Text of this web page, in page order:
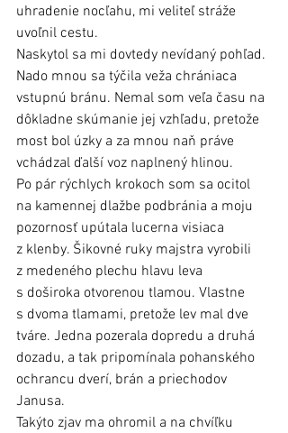
uhradenie nocľahu, mi veliteľ stráže
uvoľnil cestu.
Naskytol sa mi dovtedy nevídaný pohľad.
Nado mnou sa týčila veža chrániaca
vstupnú bránu. Nemal som veľa času na
dôkladne skúmanie jej vzhľadu, pretože
most bol úzky a za mnou naň práve
vchádzal ďalší voz naplnený hlinou.
Po pár rýchlych krokoch som sa ocitol
na kamennej dlažbe podbránia a moju
pozornosť upútala lucerna visiaca
z klenby. Šikovné ruky majstra vyrobili
z medeného plechu hlavu leva
s doširoka otvorenou tlamou. Vlastne
s dvoma tlamami, pretože lev mal dve
tváre. Jedna pozerala dopredu a druhá
dozadu, a tak pripomínala pohanského
ochrancu dverí, brán a priechodov
Janusa.
Takýto zjav ma ohromil a na chvíľku